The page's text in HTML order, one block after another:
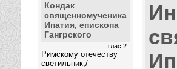
Кондак
священномученика
Ипатия, епископа
Гангрского
глас 2
Римскому отечеству
светильник,/